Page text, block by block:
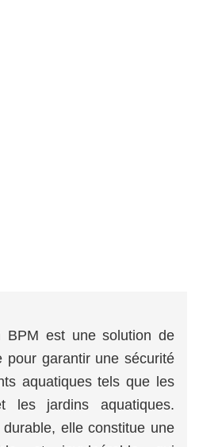
BPM est une solution de
pour garantir une sécurité
aquatiques tels que les
les jardins aquatiques.
elle constitue une